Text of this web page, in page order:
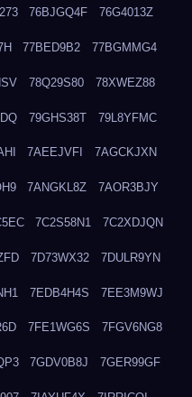
76BJGQ4F 76G4013Z
77BED9B2 77BGMMG4
78Q29S80 78XWEZ88
79GHS38T 79L8YFMC
7AEEJVFI 7AGCKJXN
7ANGKL8Z 7AOR3BJY
7C2S58N1 7C2XDJQN
7D73WX32 7DULR9YN
7EDB4H4S 7EE3M9WJ
7FE1WG6S 7FGV6NG8
7GDV0B8J 7GER99GF